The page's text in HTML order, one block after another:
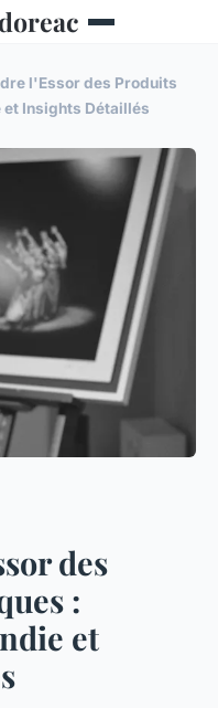
l'Essor des Produits
Insights Détaillés
des
:
et